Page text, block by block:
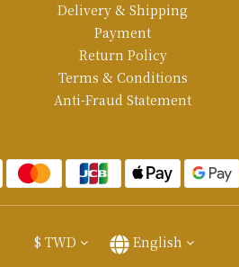
Delivery & Shipping
Payment
Return Policy
Terms & Conditions
Anti-Fraud Statement
$ TWD English